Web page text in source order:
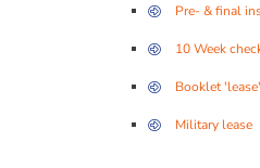
Pre- & final
10 Week
Booklet 'lease'
Military lease